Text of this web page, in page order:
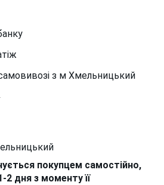
з м Хмельницький
покупцем самостійно,
2 дня з моменту її